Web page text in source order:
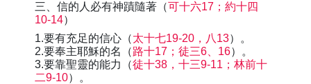
三、信的人必有神蹟隨著（可十六17；約十四
10-14）
1.要有充足的信心（太十七19-20，八13）。
2.要奉主耶穌的名（路十17；徒三6、16）。
3.要靠聖靈的能力（徒十38，十三9-11；林前十
二9-10）。